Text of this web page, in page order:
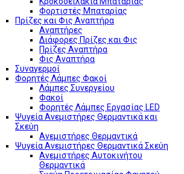
Φορτιστές Μπαταρίας
Πρίζες και Φις Αναπτήρα
Αναπτήρες
Διάφορες Πρίζες και Φις
Πρίζες Αναπτήρα
Φις Αναπτήρα
Συναγερμοί
Φορητές Λάμπες Φακοί
Λάμπες Συνεργείου
Φακοί
Φορητές Λάμπες Εργασίας LED
Ψυγεία Ανεμιστήρες Θερμαντικά και
Σκεύη
Ανεμιστήρες Θερμαντικά
Ψυγεία Ανεμιστήρες Θερμαντικά Σκεύη
Ανεμιστήρες Αυτοκινήτου
Θερμαντικά